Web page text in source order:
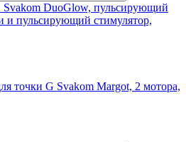
Svakom DuoGlow, пульсирующий
и пульсирующий стимулятор,